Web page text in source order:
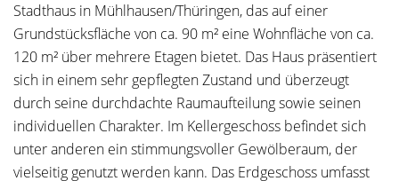
Stadthaus in Mühlhausen/Thüringen, das auf einer
Grundstücksfläche von ca. 90 m² eine Wohnfläche von ca.
120 m² über mehrere Etagen bietet. Das Haus präsentiert
sich in einem sehr gepflegten Zustand und überzeugt
durch seine durchdachte Raumaufteilung sowie seinen
individuellen Charakter. Im Kellergeschoss befindet sich
unter anderen ein stimmungsvoller Gewölberaum, der
vielseitig genutzt werden kann. Das Erdgeschoss umfasst